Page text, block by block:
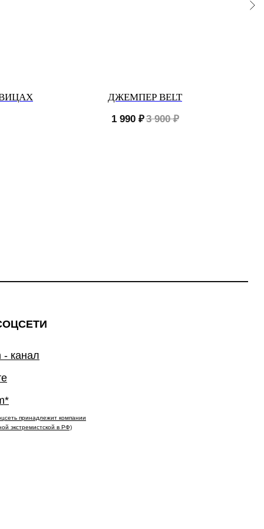
ДЖЕМПЕР BELT
1 990 ₽3 900 ₽
- канал
принадлежит компании
экстремистской в РФ)